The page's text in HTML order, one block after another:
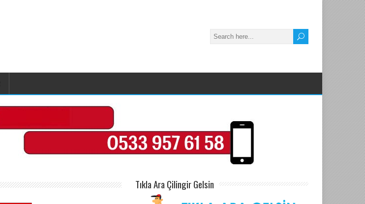
Tıkla Ara Çilingir Gelsin